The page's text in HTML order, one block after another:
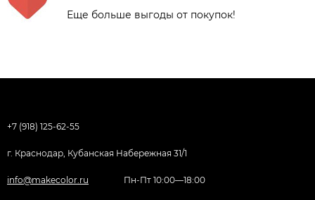
Еще больше выгоды от покупок!
+7 (918) 125-62-55
г. Краснодар, Кубанская Набережная 31/1
info@makecolor.ru Пн-Пт 10:00—18:00